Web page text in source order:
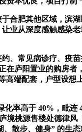
肥其他区域，滨
业从深度感触感染
常见病诊疗、疫
庐阳置业的购房
端配套，户型设
高于 40%，毗连
桃源售楼处德律
散步、健身” 的生